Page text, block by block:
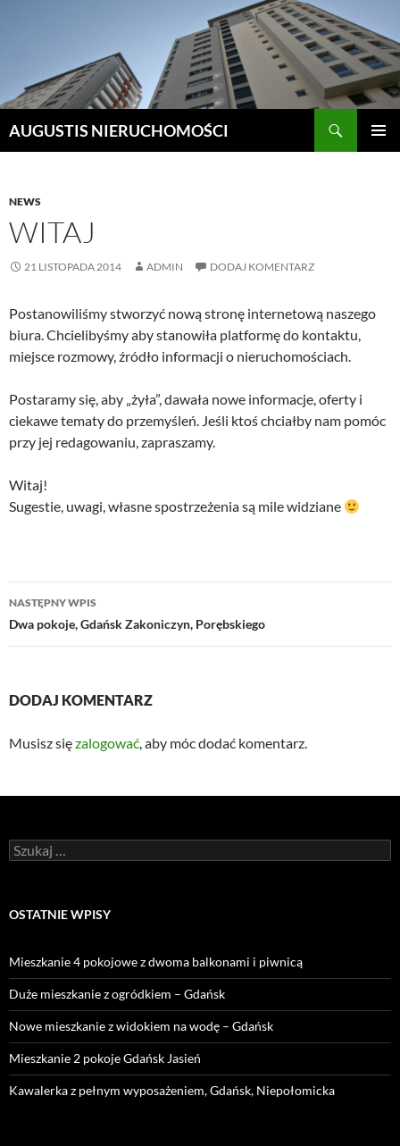
AUGUSTIS NIERUCHOMOŚCI
NEWS
WITAJ
21 LISTOPADA 2014 ADMIN DODAJ KOMENTARZ
Postanowiliśmy stworzyć nową stronę internetową naszego
biura. Chcielibyśmy aby stanowiła platformę do kontaktu,
miejsce rozmowy, źródło informacji o nieruchomościach.
Postaramy się, aby „żyła”, dawała nowe informacje, oferty i
ciekawe tematy do przemyśleń. Jeśli ktoś chciałby nam pomóc
przy jej redagowaniu, zapraszamy.
Witaj!
Sugestie, uwagi, własne spostrzeżenia są mile widziane
Nawigacja
wpisu
NASTĘPNY WPIS
Dwa pokoje, Gdańsk Zakoniczyn, Porębskiego
DODAJ KOMENTARZ
Musisz sięzalogować, aby móc dodać komentarz.
Szukaj:
OSTATNIE WPISY
Mieszkanie 4 pokojowe z dwoma balkonami i piwnicą
Duże mieszkanie z ogródkiem – Gdańsk
Nowe mieszkanie z widokiem na wodę – Gdańsk
Mieszkanie 2 pokoje Gdańsk Jasień
Kawalerka z pełnym wyposażeniem, Gdańsk, Niepołomicka